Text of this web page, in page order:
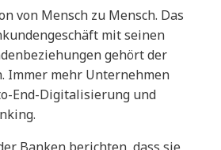
von Mensch zu Mensch. Das
mit seinen
gehört der
Immer mehr Unternehmen
End-Digitalisierung und